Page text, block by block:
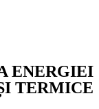
ENERGIEI
TERMICE